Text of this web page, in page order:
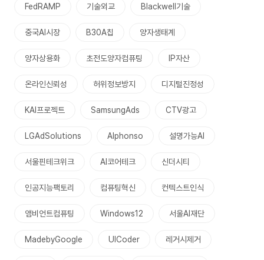
FedRAMP 기술외교 Blackwell기술
중국AI시장 B30A칩 양자생태계
양자상용화 초전도양자컴퓨팅 IP자산
온라인신뢰성 허위정보방지 디지털진정성
KAI프로젝트 SamsungAds CTV광고
LGAdSolutions Alphonso 설명가능AI
서울핀테크위크 AI코어테크 신더시티
인공지능팩토리 컴퓨팅혁신 컨텍스트인식
앰비언트컴퓨팅 Windows12 서울AI재단
MadebyGoogle UICoder 레거시제거